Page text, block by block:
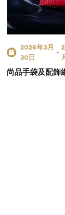
2026年3月
30日
-
尚品手袋及配飾